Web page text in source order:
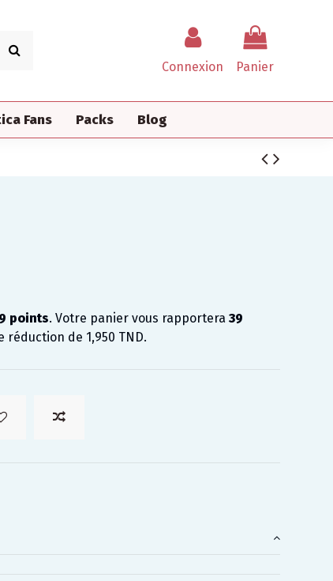
Connexion Panier
Fans Packs Blog
points. Votre panier vous rapportera 39
réduction de 1,950 TND.